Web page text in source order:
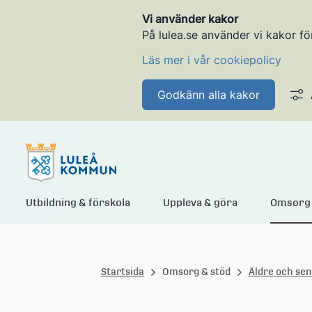
Vi använder kakor
På lulea.se använder vi kakor
Läs mer i vår cookiepolicy
Godkänn alla kakor
L
Utbildning & förskola Uppleva & göra
Startsida Omsorg & stöd Äldre och